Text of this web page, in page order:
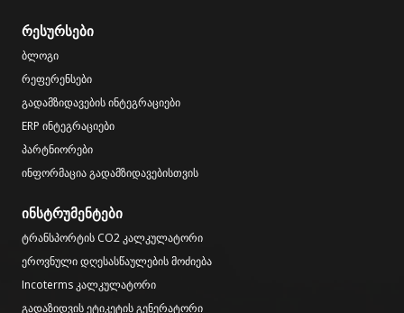
რესურსები
ბლოგი
რეფერენსები
გადამზიდავების ინტეგრაციები
ERP ინტეგრაციები
პარტნიორები
ინფორმაცია გადამზიდავებისთვის
ინსტრუმენტები
ტრანსპორტის CO2 კალკულატორი
ეროვნული დღესასწაულების მოძიება
Incoterms კალკულატორი
გადაზიდვის ეტიკეტის გენერატორი